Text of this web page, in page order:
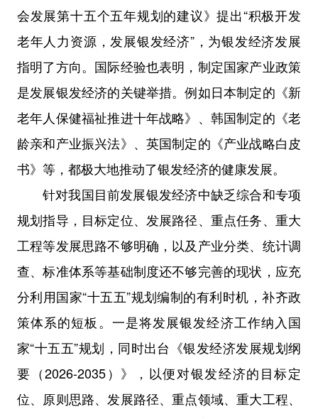
会发展第十五个五年规划的建议》提出“积极开发
老年人力资源，发展银发经济”，为银发经济发展
指明了方向。国际经验也表明，制定国家产业政策
是发展银发经济的关键举措。例如日本制定的 《新
老年人保健福祉推进十年战略》、韩国制定的 《老
龄亲和产业振兴法》、英国制定的《产业战略白皮
书》等，都极大地推动了银发经济的健康发展。
针对我国目前发展银发经济中缺乏综合和专项
规划指导，目标定位、发展路径、重点任务、重大
工程等发展思路不够明确，以及产业分类、统计调
查、标准体系等基础制度还不够完善的现状，应充
分利用国家“十五五”规划编制的有利时机，补齐政
策体系的短板。一是将发展银发经济工作纳入国
家“十五五”规划，同时出台《银发经济发展规划纲
要（2026-2035）》，以便对银发经济的目标定
位、原则思路、发展路径、重点领域、重大工程、